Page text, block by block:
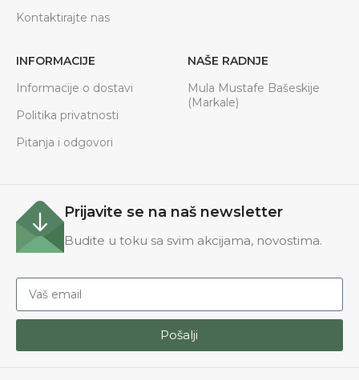
Kontaktirajte nas
INFORMACIJE
Informacije o dostavi
Politika privatnosti
Pitanja i odgovori
NAŠE RADNJE
Mula Mustafe Bašeskije
(Markale)
Prijavite se na naš newsletter
Budite u toku sa svim akcijama, novostima.
Pošalji